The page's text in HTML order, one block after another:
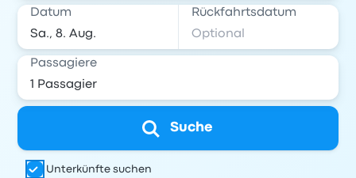
Datum Rückfahrtsdatum
Passagiere
Suche
Unterkünfte suchen